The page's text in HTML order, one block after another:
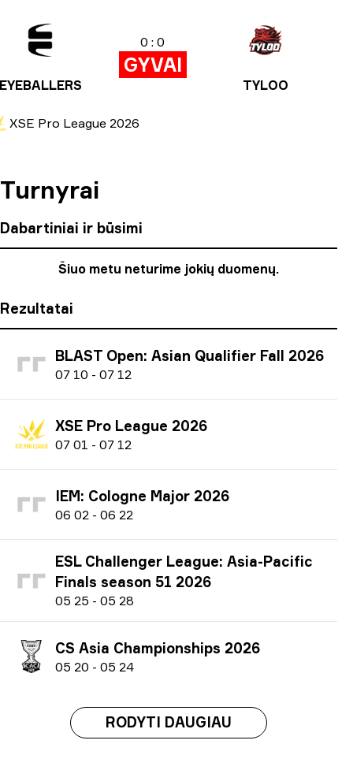
0 : 0
GYVAI
TYLOO
XSE Pro League 2026
Turnyrai
Dabartiniai ir būsimi
Šiuo metu neturime jokių duomenų.
Rezultatai
BLAST Open: Asian Qualifier Fall 2026
07 10 - 07 12
XSE Pro League 2026
07 01 - 07 12
IEM: Cologne Major 2026
06 02 - 06 22
ESL Challenger League: Asia-Pacific
Finals season 51 2026
05 25 - 05 28
CS Asia Championships 2026
05 20 - 05 24
RODYTI DAUGIAU